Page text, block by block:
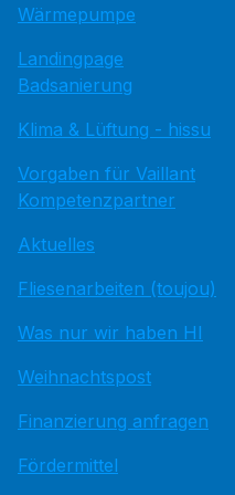
Wärmepumpe
Landingpage
Badsanierung
Klima & Lüftung - hissu
Vorgaben für Vaillant
Kompetenzpartner
Aktuelles
Fliesenarbeiten (toujou)
Was nur wir haben HI
Weihnachtspost
Finanzierung anfragen
Fördermittel